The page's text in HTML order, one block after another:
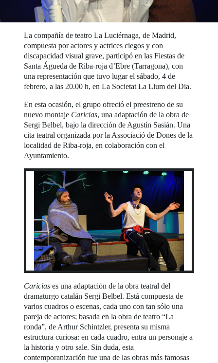
La compañía de teatro La Luciérnaga, de Madrid,
compuesta por actores y actrices ciegos y con
discapacidad visual grave, participó en las Fiestas de
Santa Águeda de Riba-roja d’Ebre (Tarragona), con
una representación que tuvo lugar el sábado, 4 de
febrero, a las 20.00 h, en La Societat La Llum del Dia.
En esta ocasión, el grupo ofreció el preestreno de su
nuevo montaje Caricias, una adaptación de la obra de
Sergi Belbel, bajo la dirección de Agustín Sasián. Una
cita teatral organizada por la Associació de Dones de la
localidad de Riba-roja, en colaboración con el
Ayuntamiento.
Cariciases una adaptación de la obra teatral del
dramaturgo catalán Sergi Belbel. Está compuesta de
varios cuadros o escenas, cada uno con tan sólo una
pareja de actores; basada en la obra de teatro “La
ronda”, de Arthur Schintzler, presenta su misma
estructura curiosa: en cada cuadro, entra un personaje a
la historia y otro sale. Sin duda, esta
contemporanización fue una de las obras más famosas